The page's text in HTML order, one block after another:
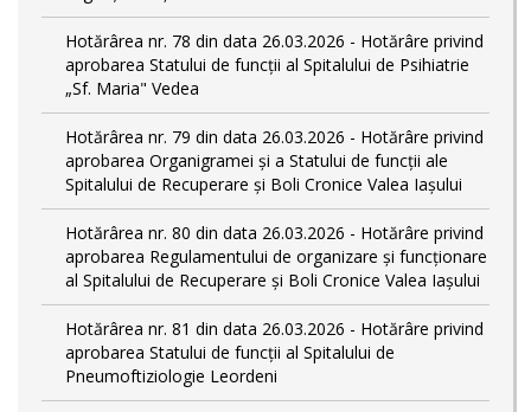
Hotărârea nr. 78 din data 26.03.2026 - Hotărâre privind
aprobarea Statului de funcţii al Spitalului de Psihiatrie
„Sf. Maria" Vedea
Hotărârea nr. 79 din data 26.03.2026 - Hotărâre privind
aprobarea Organigramei și a Statului de funcţii ale
Spitalului de Recuperare și Boli Cronice Valea Iașului
Hotărârea nr. 80 din data 26.03.2026 - Hotărâre privind
aprobarea Regulamentului de organizare şi funcţionare
al Spitalului de Recuperare și Boli Cronice Valea Iaşului
Hotărârea nr. 81 din data 26.03.2026 - Hotărâre privind
aprobarea Statului de funcții al Spitalului de
Pneumoftiziologie Leordeni